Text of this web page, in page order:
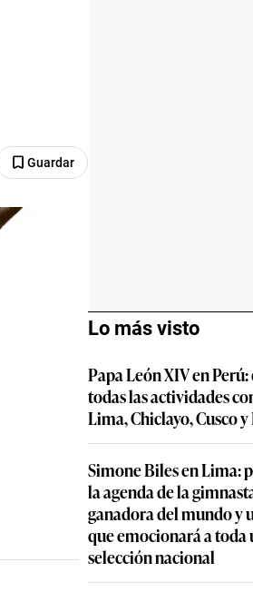
Guardar
Lo más visto
Papa León XIV en Perú:
todas las actividades
Lima, Chiclayo, Cusco
Simone Biles en Lima:
la agenda de la
ganadora del mundo y
que emocionará a toda
selección nacional